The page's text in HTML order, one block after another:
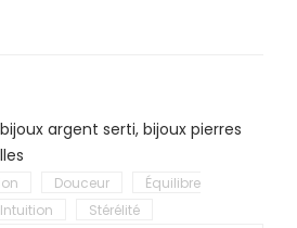
bijoux argent serti, bijoux pierres
Douceur
Équilibre
Intuition Stérélité